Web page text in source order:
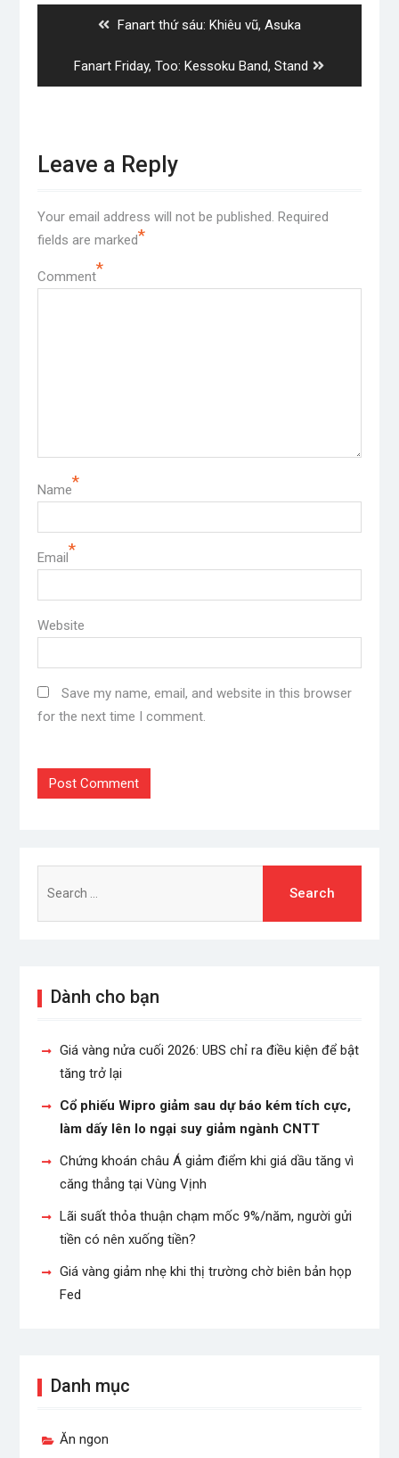
Previous
Fanart thứ sáu: Khiêu vũ, Asuka
Next
post:
Fanart Friday, Too: Kessoku Band, Stand
Leave a Reply
Your email address will not be published. Required
fields are marked*
Comment*
Name*
Email*
Website
Save my name, email, and website in this browser
for the next time I comment.
for:
Dành cho bạn
Giá vàng nửa cuối 2026: UBS chỉ ra điều kiện để bật
tăng trở lại
Cổ phiếu Wipro giảm sau dự báo kém tích cực,
làm dấy lên lo ngại suy giảm ngành CNTT
Chứng khoán châu Á giảm điểm khi giá dầu tăng vì
căng thẳng tại Vùng Vịnh
Lãi suất thỏa thuận chạm mốc 9%/năm, người gửi
tiền có nên xuống tiền?
Giá vàng giảm nhẹ khi thị trường chờ biên bản họp
Fed
Danh mục
Ăn ngon